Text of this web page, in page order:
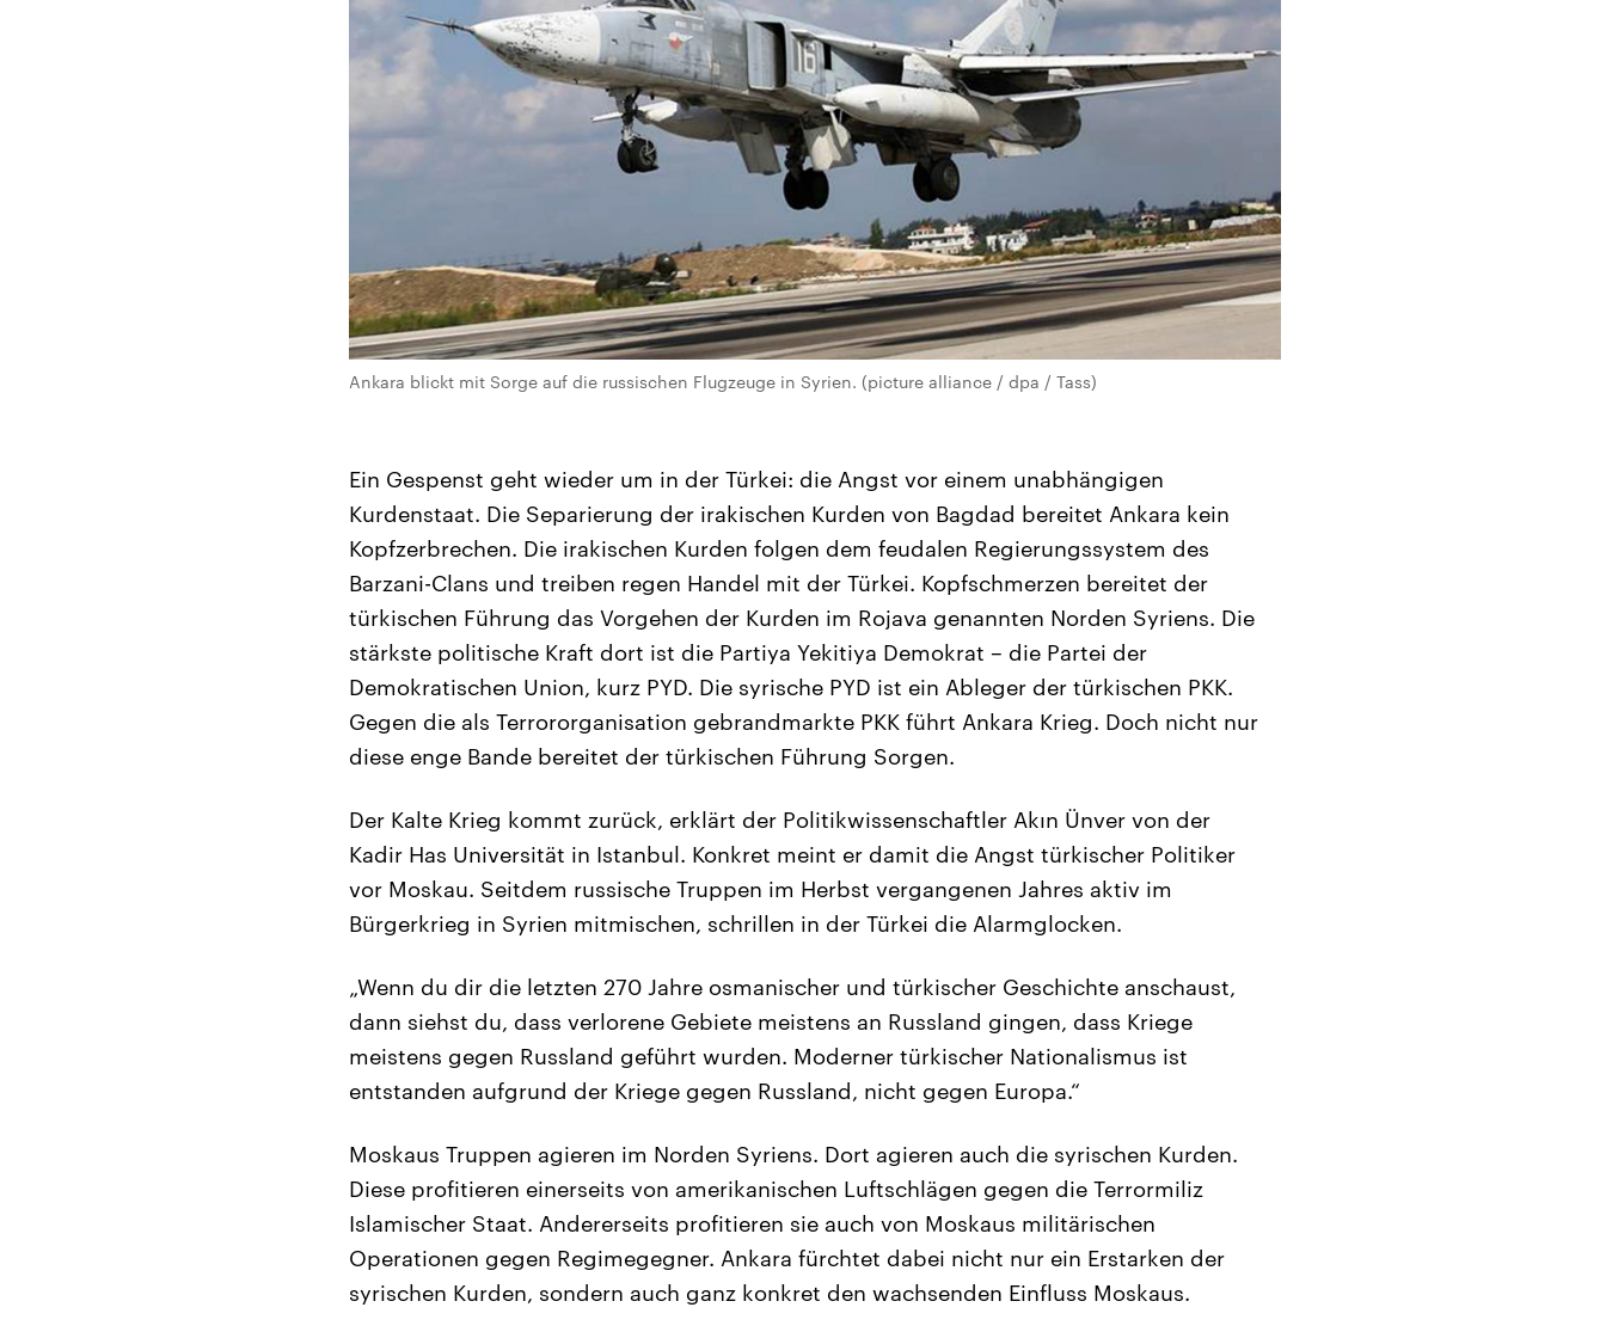
Ankara blickt mit Sorge auf die russischen Flugzeuge in Syrien. (picture alliance / dpa / Tass)
Ein Gespenst geht wieder um in der Türkei: die Angst vor einem unabhängigen
Kurdenstaat. Die Separierung der irakischen Kurden von Bagdad bereitet Ankara kein
Kopfzerbrechen. Die irakischen Kurden folgen dem feudalen Regierungssystem des
Barzani-Clans und treiben regen Handel mit der Türkei. Kopfschmerzen bereitet der
türkischen Führung das Vorgehen der Kurden im Rojava genannten Norden Syriens. Die
stärkste politische Kraft dort ist die Partiya Yekitiya Demokrat – die Partei der
Demokratischen Union, kurz PYD. Die syrische PYD ist ein Ableger der türkischen PKK.
Gegen die als Terrororganisation gebrandmarkte PKK führt Ankara Krieg. Doch nicht nur
diese enge Bande bereitet der türkischen Führung Sorgen.
Der Kalte Krieg kommt zurück, erklärt der Politikwissenschaftler Akın Ünver von der
Kadir Has Universität in Istanbul. Konkret meint er damit die Angst türkischer Politiker
vor Moskau. Seitdem russische Truppen im Herbst vergangenen Jahres aktiv im
Bürgerkrieg in Syrien mitmischen, schrillen in der Türkei die Alarmglocken.
„Wenn du dir die letzten 270 Jahre osmanischer und türkischer Geschichte anschaust,
dann siehst du, dass verlorene Gebiete meistens an Russland gingen, dass Kriege
meistens gegen Russland geführt wurden. Moderner türkischer Nationalismus ist
entstanden aufgrund der Kriege gegen Russland, nicht gegen Europa.“
Moskaus Truppen agieren im Norden Syriens. Dort agieren auch die syrischen Kurden.
Diese profitieren einerseits von amerikanischen Luftschlägen gegen die Terrormiliz
Islamischer Staat. Andererseits profitieren sie auch von Moskaus militärischen
Operationen gegen Regimegegner. Ankara fürchtet dabei nicht nur ein Erstarken der
syrischen Kurden, sondern auch ganz konkret den wachsenden Einfluss Moskaus.